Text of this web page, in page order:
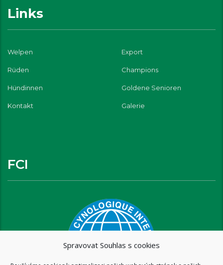
Spravovat Souhlas s cookies
Links
Welpen Export
Rüden Champions
Hündinnen Goldene Senioren
Kontakt Galerie
FCI